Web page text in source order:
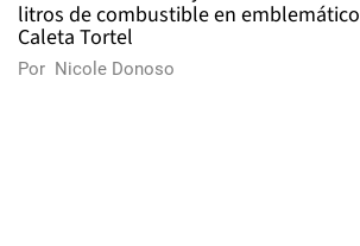
litros de combustible en
Caleta Tortel
Por Nicole Donoso